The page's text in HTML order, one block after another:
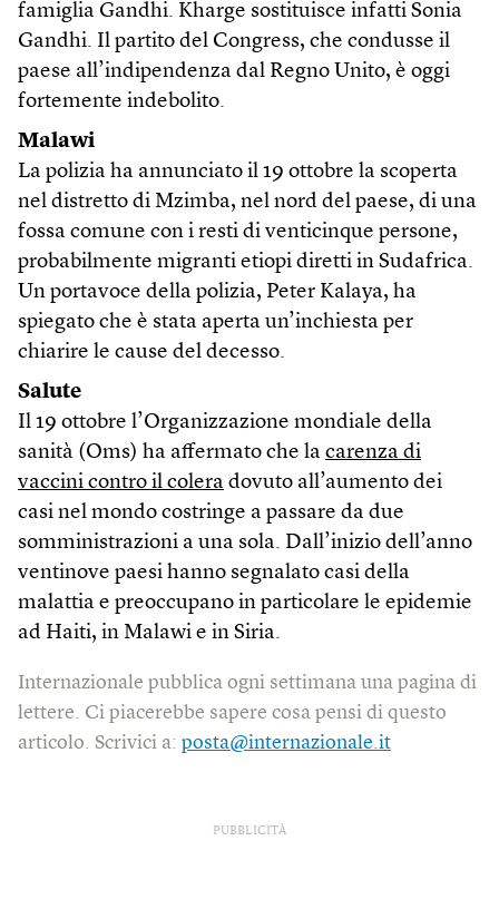
famiglia Gandhi. Kharge sostituisce infatti Sonia
Gandhi. Il partito del Congress, che condusse il
paese all’indipendenza dal Regno Unito, è oggi
fortemente indebolito.
Malawi
La polizia ha annunciato il 19 ottobre la scoperta
nel distretto di Mzimba, nel nord del paese, di una
fossa comune con i resti di venticinque persone,
probabilmente migranti etiopi diretti in Sudafrica.
Un portavoce della polizia, Peter Kalaya, ha
spiegato che è stata aperta un’inchiesta per
chiarire le cause del decesso.
Salute
Il 19 ottobre l’Organizzazione mondiale della
sanità (Oms) ha affermato che la carenza di
vaccini contro il colera dovuto all’aumento dei
casi nel mondo costringe a passare da due
somministrazioni a una sola. Dall’inizio dell’anno
ventinove paesi hanno segnalato casi della
malattia e preoccupano in particolare le epidemie
ad Haiti, in Malawi e in Siria.
Internazionale pubblica ogni settimana una pagina di
lettere. Ci piacerebbe sapere cosa pensi di questo
articolo. Scrivici a: posta@internazionale.it
PUBBLICITÀ